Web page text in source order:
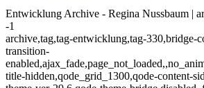
Entwicklung Archive - Regina Nussbaum |
-1
archive,tag,tag-entwicklung,tag-330,bridge-
transition-
title-hidden,qode_grid_1300,qode-content-